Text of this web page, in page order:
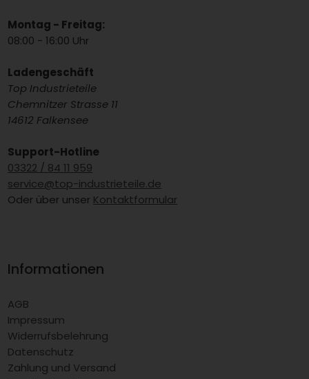
Montag - Freitag:
08:00 - 16:00 Uhr
Ladengeschäft
Top Industrieteile
Chemnitzer Strasse 11
14612 Falkensee
Support-Hotline
03322 / 84 11 959
service@top-industrieteile.de
Oder über unser Kontaktformular
Informationen
AGB
Impressum
Widerrufsbelehrung
Datenschutz
Zahlung und Versand